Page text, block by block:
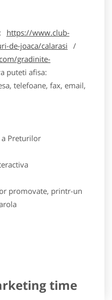
https://www.club-
de-joaca/calarasi /
gradinite-
puteti afisa:
telefoane, fax, email,
a Preturilor
promovate, printr-un
time